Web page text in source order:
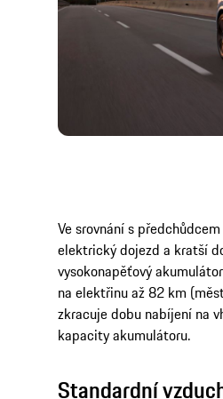
Ve srovnání s
elektrický dojezd a kratší
vysokonapěťový
na elektřinu až 82 km
zkracuje dobu nabíjení na
kapacity akumulátoru.
Standardní